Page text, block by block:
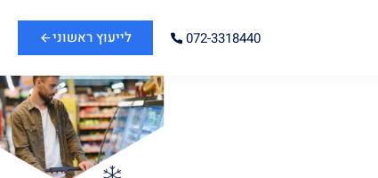
072-3318440 לייעוץ ראשוני